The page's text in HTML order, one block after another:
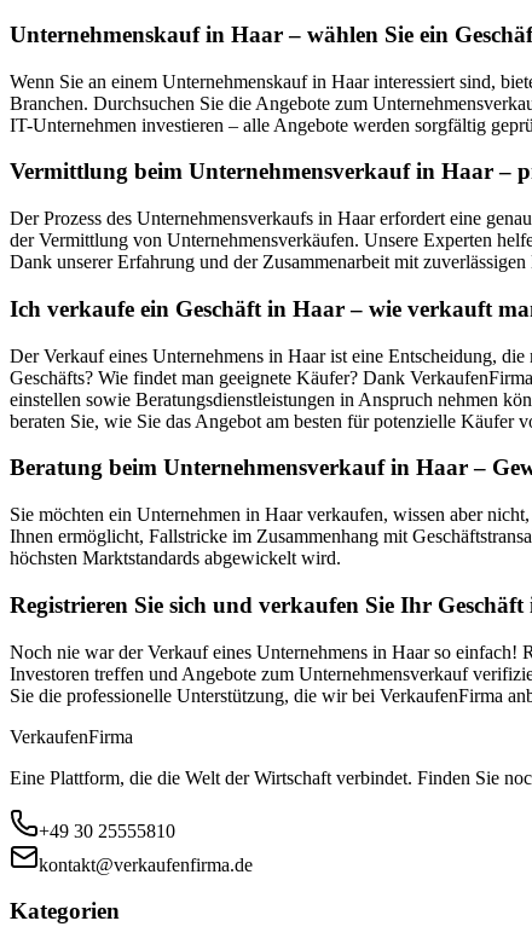
Unternehmenskauf in Haar – wählen Sie ein
Wenn Sie an einem Unternehmenskauf in Haar interessiert sind,
Branchen. Durchsuchen Sie die Angebote zum
IT-Unternehmen investieren – alle Angebote werden sorgfältig
Vermittlung beim Unternehmensverkauf in Haar –
Der Prozess des Unternehmensverkaufs in Haar erfordert eine
der Vermittlung von Unternehmensverkäufen. Unsere Experten
Dank unserer Erfahrung und der Zusammenarbeit mit
Ich verkaufe ein Geschäft in Haar – wie verkauft
Der Verkauf eines Unternehmens in Haar ist eine Entscheidung,
Geschäfts? Wie findet man geeignete Käufer? Dank
einstellen sowie Beratungsdienstleistungen in Anspruch nehmen
beraten Sie, wie Sie das Angebot am besten für potenzielle Käufer
Beratung beim Unternehmensverkauf in Haar –
Sie möchten ein Unternehmen in Haar verkaufen, wissen aber
Ihnen ermöglicht, Fallstricke im Zusammenhang mit
höchsten Marktstandards abgewickelt wird.
Registrieren Sie sich und verkaufen Sie Ihr
Noch nie war der Verkauf eines Unternehmens in Haar so
Investoren treffen und Angebote zum Unternehmensverkauf
Sie die professionelle Unterstützung, die wir bei VerkaufenFirma
VerkaufenFirma
Eine Plattform, die die Welt der Wirtschaft verbindet. Finden Sie
+49 30 25555810
kontakt@verkaufenfirma.de
Kategorien